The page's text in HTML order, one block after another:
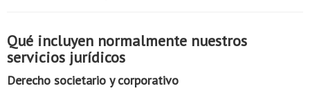
Qué incluyen normalmente nuestros
servicios jurídicos
Derecho societario y corporativo